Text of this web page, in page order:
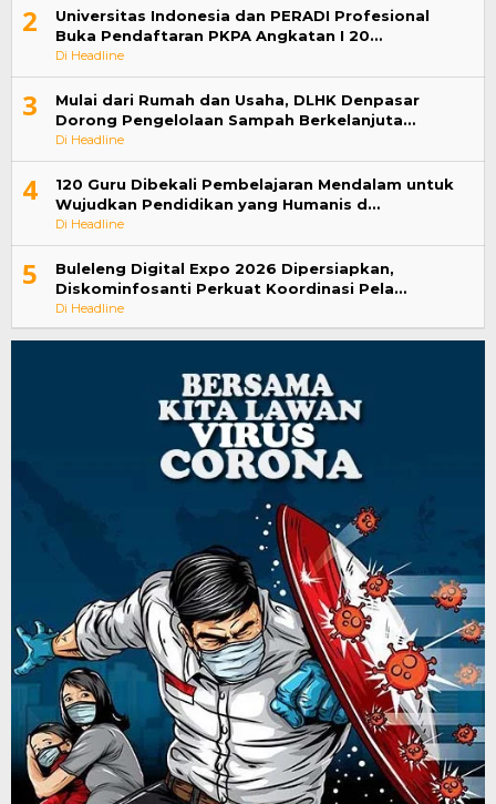
2
Universitas Indonesia dan PERADI Profesional
Buka Pendaftaran PKPA Angkatan I 20…
Di Headline
3
Mulai dari Rumah dan Usaha, DLHK Denpasar
Dorong Pengelolaan Sampah Berkelanjuta…
Di Headline
4
120 Guru Dibekali Pembelajaran Mendalam untuk
Wujudkan Pendidikan yang Humanis d…
Di Headline
5
Buleleng Digital Expo 2026 Dipersiapkan,
Diskominfosanti Perkuat Koordinasi Pela…
Di Headline